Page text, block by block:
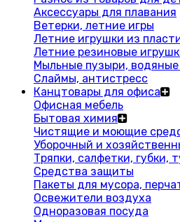
Аксессуары для плавания
Ветерки, летние игры
Летние игрушки из
Летние резиновые
Мыльные пузыри,
Слаймы, антистресс
Канцтовары для офиса
Офисная мебель
Бытовая химия
Чистящие и моющие
Уборочный и
Тряпки, салфетки, губки,
Средства защиты
Пакеты для мусора,
Освежители воздуха
Одноразовая посуда